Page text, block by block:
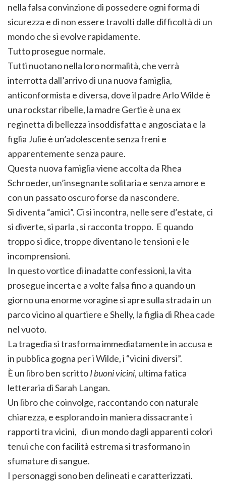
nella falsa convinzione di possedere ogni forma di
sicurezza e di non essere travolti dalle difficoltà di un
mondo che si evolve rapidamente.
Tutto prosegue normale.
Tutti nuotano nella loro normalità, che verrà
interrotta dall’arrivo di una nuova famiglia,
anticonformista e diversa, dove il padre Arlo Wilde è
una rockstar ribelle, la madre Gertie è una ex
reginetta di bellezza insoddisfatta e angosciata e la
figlia Julie è un’adolescente senza freni e
apparentemente senza paure.
Questa nuova famiglia viene accolta da Rhea
Schroeder, un’insegnante solitaria e senza amore e
con un passato oscuro forse da nascondere.
Si diventa “amici”. Ci si incontra, nelle sere d’estate, ci
si diverte, si parla , si racconta troppo. E quando
troppo si dice, troppe diventano le tensioni e le
incomprensioni.
In questo vortice di inadatte confessioni, la vita
prosegue incerta e a volte falsa fino a quando un
giorno una enorme voragine si apre sulla strada in un
parco vicino al quartiere e Shelly, la figlia di Rhea cade
nel vuoto.
La tragedia si trasforma immediatamente in accusa e
in pubblica gogna per i Wilde, i “vicini diversi”.
È un libro ben scrittoI buoni vicini, ultima fatica
letteraria di Sarah Langan.
Un libro che coinvolge, raccontando con naturale
chiarezza, e esplorando in maniera dissacrante i
rapporti tra vicini, di un mondo dagli apparenti colori
tenui che con facilità estrema si trasformano in
sfumature di sangue.
I personaggi sono ben delineati e caratterizzati.